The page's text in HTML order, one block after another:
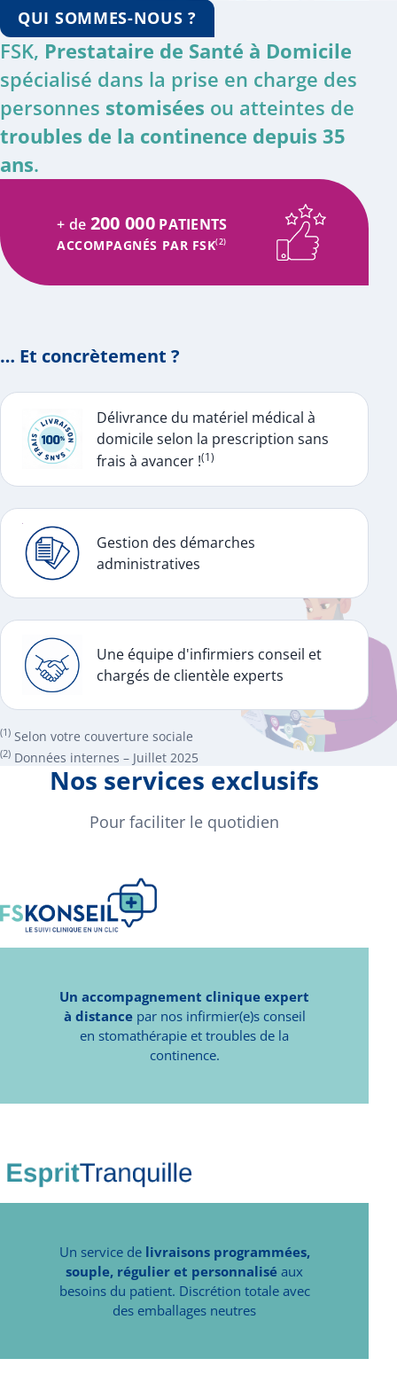
QUI SOMMES-NOUS ?
FSK, Prestataire de Santé à Domicile
spécialisé dans la prise en charge des
personnes stomisées ou atteintes de
troubles de la continence depuis 35
ans.
+ de 200 000 PATIENTS
ACCOMPAGNÉS PAR FSK(2)
… Et concrètement ?
Délivrance du matériel médical à
domicile selon la prescription sans
frais à avancer !(1)
Gestion des démarches
administratives
Une équipe d'infirmiers conseil et
chargés de clientèle experts
(1) Selon votre couverture sociale
(2) Données internes – Juillet 2025
Nos services exclusifs
Pour faciliter le quotidien
Un accompagnement clinique expert
à distancepar nos infirmier(e)s conseil
en stomathérapie et troubles de la
continence.
Un service de livraisons programmées,
souple, régulier et personnalisé aux
besoins du patient. Discrétion totale avec
des emballages neutres